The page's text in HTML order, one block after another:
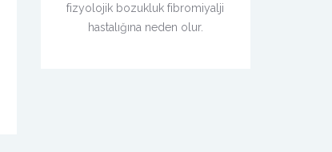
fizyolojik bozukluk fibromiyalji
hastalığına neden olur.